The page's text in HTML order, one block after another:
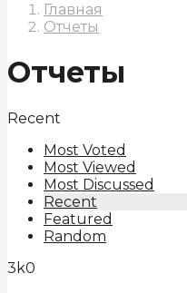
Главная
Отчеты
Отчеты
Recent
Most Voted
Most Viewed
Most Discussed
Recent
Featured
Random
3k0